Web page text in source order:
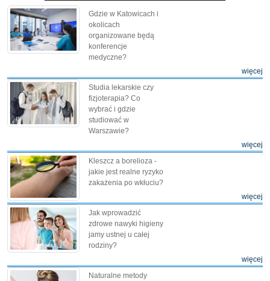
Gdzie w Katowicach i
okolicach
organizowane będą
konferencje
medyczne?
więcej
Studia lekarskie czy
fizjoterapia? Co
wybrać i gdzie
studiować w
Warszawie?
więcej
Kleszcz a borelioza -
jakie jest realne ryzyko
zakażenia po wkłuciu?
więcej
Jak wprowadzić
zdrowe nawyki higieny
jamy ustnej u całej
rodziny?
więcej
Naturalne metody